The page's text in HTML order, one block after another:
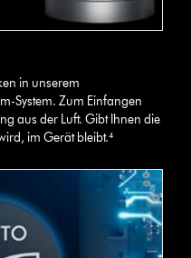
in unserem
System. Zum Einfangen
aus der Luft. Gibt Ihnen die
im Gerät bleibt.⁴